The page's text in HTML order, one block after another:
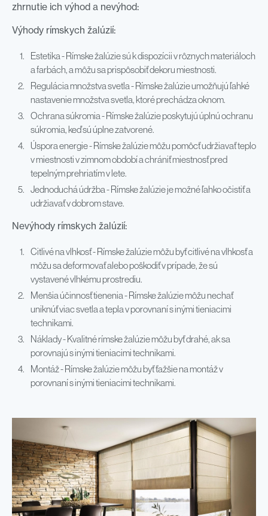
zhrnutie ich výhod a nevýhod:
Výhody rímskych žalúzií:
Estetika - Rímske žalúzie sú k dispozícii v rôznych materiáloch
a farbách, a môžu sa prispôsobiť dekoru miestnosti.
Regulácia množstva svetla - Rímske žalúzie umožňujú ľahké
nastavenie množstva svetla, ktoré prechádza oknom.
Ochrana súkromia - Rímske žalúzie poskytujú úplnú ochranu
súkromia, keď sú úplne zatvorené.
Úspora energie - Rímske žalúzie môžu pomôcť udržiavať teplo
v miestnosti v zimnom období a chrániť miestnosť pred
tepelným prehriatím v lete.
Jednoduchá údržba - Rímske žalúzie je možné ľahko očistiť a
udržiavať v dobrom stave.
Nevýhody rímskych žalúzií:
Citlivé na vlhkosť - Rímske žalúzie môžu byť citlivé na vlhkosť a
môžu sa deformovať alebo poškodiť v prípade, že sú
vystavené vlhkému prostrediu.
Menšia účinnosť tienenia - Rímske žalúzie môžu nechať
uniknúť viac svetla a tepla v porovnaní s inými tieniacimi
technikami.
Náklady - Kvalitné rímske žalúzie môžu byť drahé, ak sa
porovnajú s inými tieniacimi technikami.
Montáž - Rímske žalúzie môžu byť ťažšie na montáž v
porovnaní s inými tieniacimi technikami.